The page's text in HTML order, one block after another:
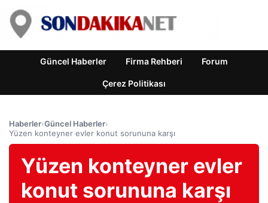
Güncel Haberler Firma Rehberi Forum
Çerez Politikası
Haberler›Güncel Haberler›
Yüzen konteyner evler konut sorununa karşı
Yüzen konteyner evler
konut sorununa karşı